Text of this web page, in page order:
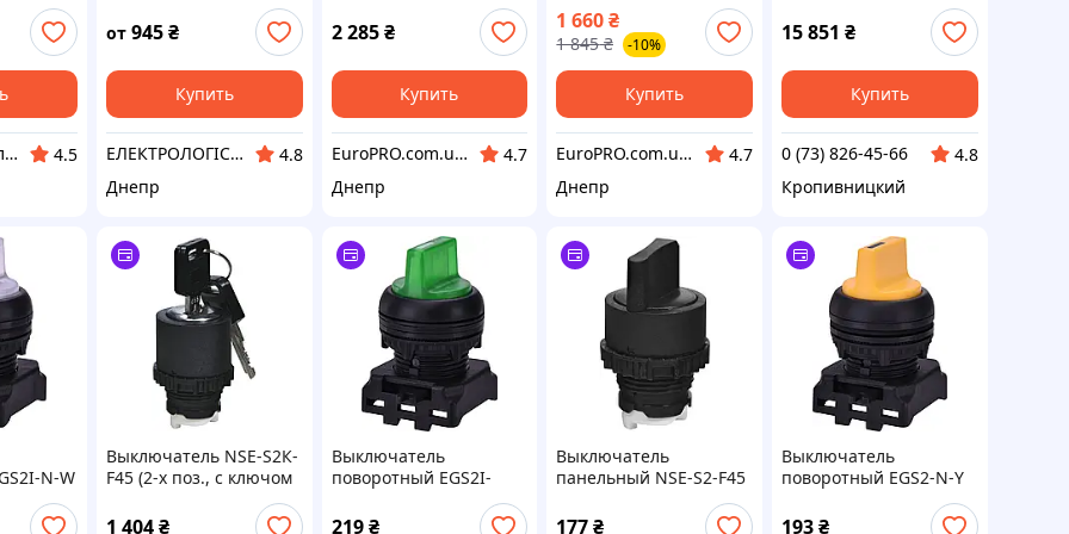
Зеркальный элемент
4.5
от 945₴
Купить
ЕЛЕКТРОЛОГІСТИК
4.8
Днепр
2 285 ₴
Купить
EuroPRO.com.ua | Бытовая Техника из Европы
4.7
Днепр
1 660₴
1 845 ₴ -10%
Купить
EuroPRO.com.ua | Бытовая Техника из Европы
4.7
Днепр
15 851 ₴
Купить
0 (73) 826-45-66
4.8
Кропивницкий
N-W
Выключатель NSE-S2К-
F45 (2-х поз., с ключом
1 404₴
Выключатель
поворотный EGS2I-
позиционный, с
219 ₴
Выключатель
панельный NSE-S2-F45
фиксацией 0-1, 45°,
177₴
Выключатель
поворотный EGS2-N-Y
(2-х поз., с фикс. 0-1,
45°, желтый)
193₴